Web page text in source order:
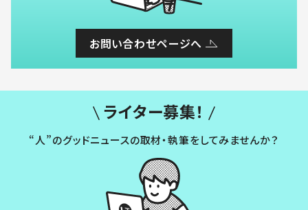
お問い合わせページへ
ライター募集！
“人”のグッドニュースの取材・執筆をしてみませんか？